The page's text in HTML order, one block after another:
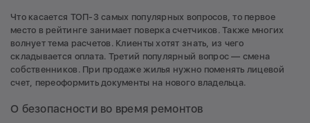
Что касается ТОП-3 самых популярных вопросов, то первое
место в рейтинге занимает поверка счетчиков. Также многих
волнует тема расчетов. Клиенты хотят знать, из чего
складывается оплата. Третий популярный вопрос — смена
собственников. При продаже жилья нужно поменять лицевой
счет, переоформить документы на нового владельца.
О безопасности во время ремонтов